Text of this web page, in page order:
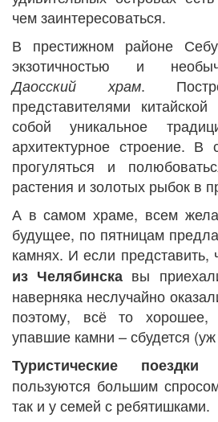
чем заинтересоваться.
В престижном районе
экзотичностью и
Даосский храм.
представителями
собой уникальное
архитектурное строение.
прогуляться и
растения и золотых рыбок в
А в самом храме, всем
будущее, по пятницам
камнях. И если представить,
из Челябинска вы
наверняка неслучайно
поэтому, всё то
упавшие камни – сбудется
Туристические
пользуются большим
так и у семей с ребятишками.